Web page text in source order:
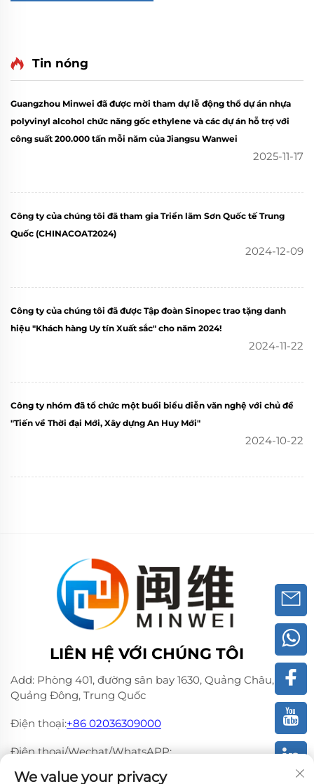
Tin nóng
Guangzhou Minwei đã được mời tham dự lễ động thổ dự án nhựa
polyvinyl alcohol chức năng gốc ethylene và các dự án hỗ trợ với
công suất 200.000 tấn mỗi năm của Jiangsu Wanwei
2025-11-17
Công ty của chúng tôi đã tham gia Triển lãm Sơn Quốc tế Trung
Quốc (CHINACOAT2024)
2024-12-09
Công ty của chúng tôi đã được Tập đoàn Sinopec trao tặng danh
hiệu "Khách hàng Uy tín Xuất sắc" cho năm 2024!
2024-11-22
Công ty nhóm đã tổ chức một buổi biểu diễn văn nghệ với chủ đề
"Tiến về Thời đại Mới, Xây dựng An Huy Mới"
2024-10-22
LIÊN HỆ VỚI CHÚNG TÔI
Add: Phòng 401, đường sân bay 1630, Quảng Châu,
Quảng Đông, Trung Quốc
Điện thoại:+86 02036309000
Điện thoại/Wechat/WhatsAPP:
We value your privacy